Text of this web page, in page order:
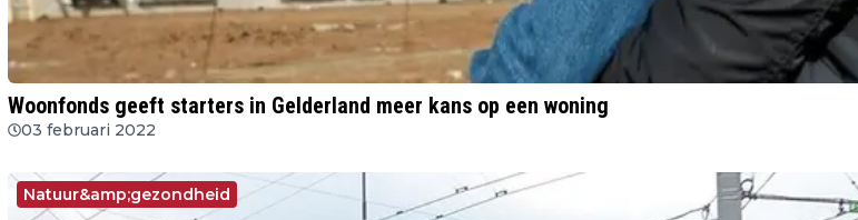
Woonfonds geeft starters in Gelderland meer kans op een woning
03 februari 2022
Natuur&amp;gezondheid